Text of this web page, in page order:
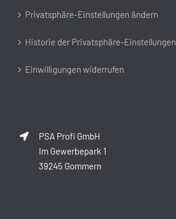
Privatsphäre-Einstellungen ändern
Historie der Privatsphäre-Einstellungen
Einwilligungen widerrufen
PSA Profi GmbH
Im Gewerbepark 1
39245 Gommern